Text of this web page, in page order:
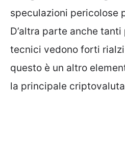
speculazioni pericolose
D’altra parte anche
tecnici vedono forti rialzi
questo è un altro
la principale